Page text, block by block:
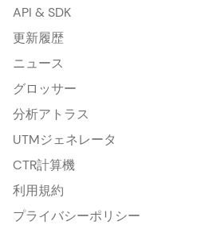
API & SDK
更新履歴
ニュース
グロッサー
分析アトラス
UTMジェネレータ
CTR計算機
利用規約
プライバシーポリシー